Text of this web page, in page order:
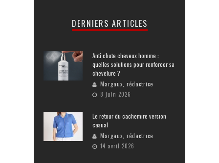
DERNIERS ARTICLES
Anti chute cheveux homme :
quelles solutions pour renforcer sa
chevelure ?
Margaux, rédactrice
8 juin 2026
Le retour du cachemire version
casual
Margaux, rédactrice
14 avril 2026